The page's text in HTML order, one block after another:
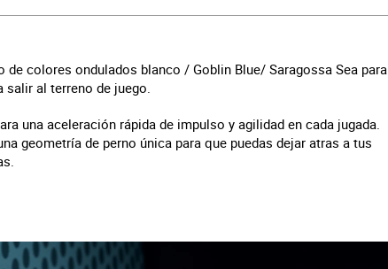
colores ondulados blanco / Goblin Blue/ Saragossa Sea para
salir al terreno de juego.
una aceleración rápida de impulso y agilidad en cada jugada.
geometría de perno única para que puedas dejar atras a tus